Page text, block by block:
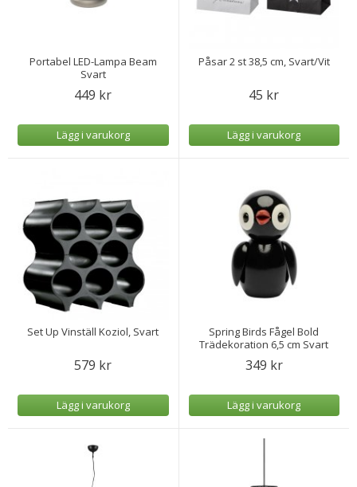
Portabel LED-Lampa Beam
Svart
449 kr
Lägg i varukorg
Påsar 2 st 38,5 cm, Svart/Vit
45 kr
Lägg i varukorg
Set Up Vinställ Koziol, Svart
579 kr
Lägg i varukorg
Spring Birds Fågel Bold
Trädekoration 6,5 cm Svart
349 kr
Lägg i varukorg